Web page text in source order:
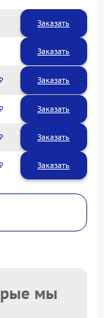
Заказать
Заказать
мы